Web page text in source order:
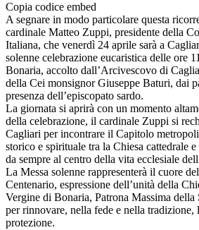
Copia codice embed
A segnare in modo particolare questa
cardinale Matteo Zuppi, presidente della
Italiana, che venerdì 24 aprile sarà a
solenne celebrazione eucaristica delle ore
Bonaria, accolto dall’Arcivescovo di
della Cei monsignor Giuseppe Baturi, dai
presenza dell’episcopato sardo.
La giornata si aprirà con un momento
della celebrazione, il cardinale Zuppi si
Cagliari per incontrare il Capitolo
storico e spirituale tra la Chiesa cattedrale
da sempre al centro della vita ecclesiale
La Messa solenne rappresenterà il cuore
Centenario, espressione dell’unità della
Vergine di Bonaria, Patrona Massima della
per rinnovare, nella fede e nella tradizione,
protezione.